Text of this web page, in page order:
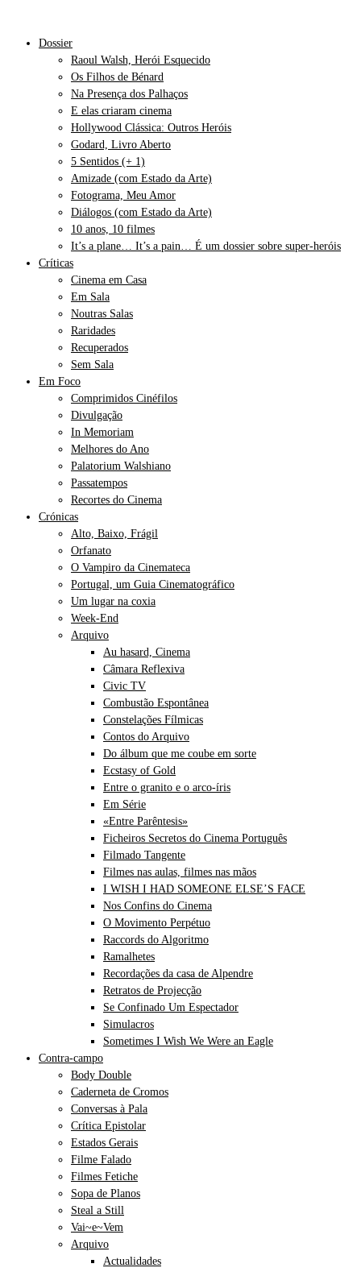
Dossier
Raoul Walsh, Herói Esquecido
Os Filhos de Bénard
Na Presença dos Palhaços
E elas criaram cinema
Hollywood Clássica: Outros Heróis
Godard, Livro Aberto
5 Sentidos (+ 1)
Amizade (com Estado da Arte)
Fotograma, Meu Amor
Diálogos (com Estado da Arte)
10 anos, 10 filmes
It’s a plane… It’s a pain… É um dossier sobre super-heróis
Críticas
Cinema em Casa
Em Sala
Noutras Salas
Raridades
Recuperados
Sem Sala
Em Foco
Comprimidos Cinéfilos
Divulgação
In Memoriam
Melhores do Ano
Palatorium Walshiano
Passatempos
Recortes do Cinema
Crónicas
Alto, Baixo, Frágil
Orfanato
O Vampiro da Cinemateca
Portugal, um Guia Cinematográfico
Um lugar na coxia
Week-End
Arquivo
Au hasard, Cinema
Câmara Reflexiva
Civic TV
Combustão Espontânea
Constelações Fílmicas
Contos do Arquivo
Do álbum que me coube em sorte
Ecstasy of Gold
Entre o granito e o arco-íris
Em Série
«Entre Parêntesis»
Ficheiros Secretos do Cinema Português
Filmado Tangente
Filmes nas aulas, filmes nas mãos
I WISH I HAD SOMEONE ELSE’S FACE
Nos Confins do Cinema
O Movimento Perpétuo
Raccords do Algoritmo
Ramalhetes
Recordações da casa de Alpendre
Retratos de Projecção
Se Confinado Um Espectador
Simulacros
Sometimes I Wish We Were an Eagle
Contra-campo
Body Double
Caderneta de Cromos
Conversas à Pala
Crítica Epistolar
Estados Gerais
Filme Falado
Filmes Fetiche
Sopa de Planos
Steal a Still
Vai~e~Vem
Arquivo
Actualidades